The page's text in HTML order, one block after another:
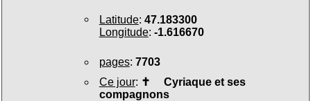
Latitude: 47.183300
Longitude: -1.616670
pages: 7703
Ce jour: ✝ Cyriaque et ses
compagnons